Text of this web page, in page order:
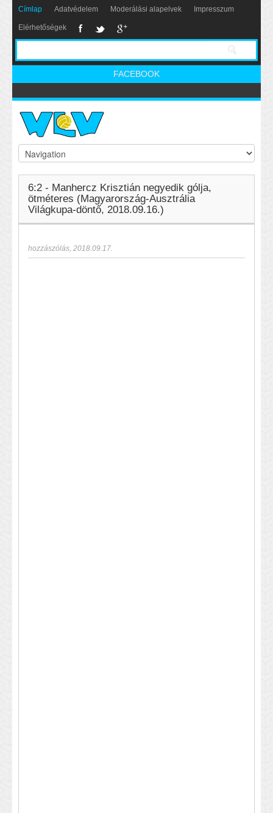
Címlap Adatvédelem Moderálási alapelvek Impresszum
Elérhetőségek
FACEBOOK
6:2 - Manhercz Krisztián negyedik gólja,
ötméteres (Magyarország-Ausztrália
Világkupa-döntő, 2018.09.16.)
hozzászólás, 2018.09.17.